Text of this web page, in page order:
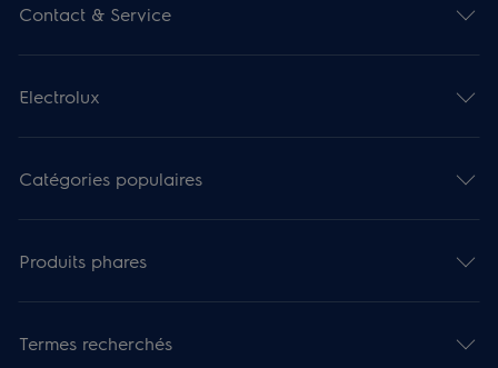
Contact & Service
Electrolux
Catégories populaires
Produits phares
Termes recherchés